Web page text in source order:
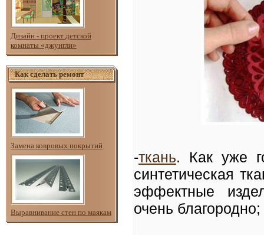
Дизайн - проект детской
комнаты «джунгли»
Как сделать ремонт
Замена ковровых покрытий
Выравнивание стен по маякам
-ткань. Как уже
синтетическая
эффектные
очень благородно;